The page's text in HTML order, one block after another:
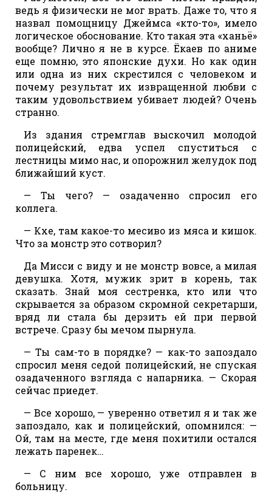
ведь я физически не мог врать. Даже то, что я
назвал помощницу Джеймса «кто-то», имело
логическое обоснование. Кто такая эта «ханьё»
вообще? Лично я не в курсе. Ёкаев по аниме
еще помню, это японские духи. Но как один
или одна из них скрестился с человеком и
почему результат их извращенной любви с
таким удовольствием убивает людей? Очень
странно.
Из здания стремглав выскочил молодой
полицейский, едва успел спуститься с
лестницы мимо нас, и опорожнил желудок под
ближайший куст.
— Ты чего? — озадаченно спросил его
коллега.
— Кхе, там какое-то месиво из мяса и кишок.
Что за монстр это сотворил?
Да Мисси с виду и не монстр вовсе, а милая
девушка. Хотя, мужик зрит в корень, так
сказать. Знай моя сестренка, кто или что
скрывается за образом скромной секретарши,
вряд ли стала бы дерзить ей при первой
встрече. Сразу бы мечом пырнула.
— Ты сам-то в порядке? — как-то запоздало
спросил меня седой полицейский, не спуская
озадаченного взгляда с напарника. — Скорая
сейчас приедет.
— Все хорошо, — уверенно ответил я и так же
запоздало, как и полицейский, опомнился: —
Ой, там на месте, где меня похитили остался
лежать паренек…
— С ним все хорошо, уже отправлен в
больницу.